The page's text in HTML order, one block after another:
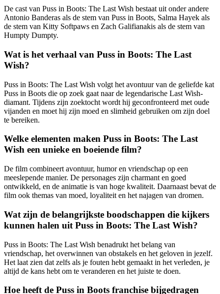
De cast van Puss in Boots: The Last Wish bestaat uit onder andere
Antonio Banderas als de stem van Puss in Boots, Salma Hayek als
de stem van Kitty Softpaws en Zach Galifianakis als de stem van
Humpty Dumpty.
Wat is het verhaal van Puss in Boots: The Last
Wish?
Puss in Boots: The Last Wish volgt het avontuur van de geliefde kat
Puss in Boots die op zoek gaat naar de legendarische Last Wish-
diamant. Tijdens zijn zoektocht wordt hij geconfronteerd met oude
vijanden en moet hij zijn moed en slimheid gebruiken om zijn doel
te bereiken.
Welke elementen maken Puss in Boots: The Last
Wish een unieke en boeiende film?
De film combineert avontuur, humor en vriendschap op een
meeslepende manier. De personages zijn charmant en goed
ontwikkeld, en de animatie is van hoge kwaliteit. Daarnaast bevat de
film ook themas van moed, loyaliteit en het najagen van dromen.
Wat zijn de belangrijkste boodschappen die kijkers
kunnen halen uit Puss in Boots: The Last Wish?
Puss in Boots: The Last Wish benadrukt het belang van
vriendschap, het overwinnen van obstakels en het geloven in jezelf.
Het laat zien dat zelfs als je fouten hebt gemaakt in het verleden, je
altijd de kans hebt om te veranderen en het juiste te doen.
Hoe heeft de Puss in Boots franchise bijgedragen